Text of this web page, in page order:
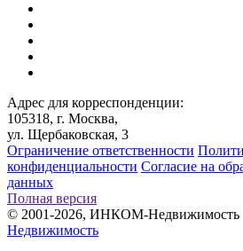
Адрес для корреспонденции:
105318, г. Москва,
ул. Щербаковская, 3
Ограничение ответственности
конфиденциальности Согласие на
данных
Полная версия
© 2001-2026, ИНКОМ-Недвижимость
Недвижимость